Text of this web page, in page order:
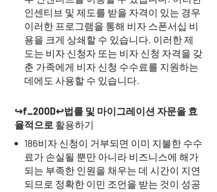
인센티브 및 제도를 받을 자격이 있는 경우
이러한 프로그램을 통해 비자 스폰서십 비
용을 크게 상쇄할 수 있습니다. 이러한 제
도는 비자 신청자 또는 비자 신청 자격을 갖
춘 가족에게 비자 신청 수수료를 지원하는
데에도 사용할 수 있습니다.
↪f_200D↩법률 및 마이그레이션 자문을 효
율적으로 활용하기
186비자 신청이 거부되면 이미 지불한 수수
료가 손실될 뿐만 아니라 비즈니스에 해가
되는 부족한 인원을 채우는 데 시간이 지연
되므로 정확한 이민 조언을 받는 것이 성공